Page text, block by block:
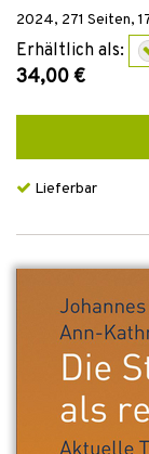
2024, 271 Seiten,
Erhältlich als:
34,00 €
Lieferbar